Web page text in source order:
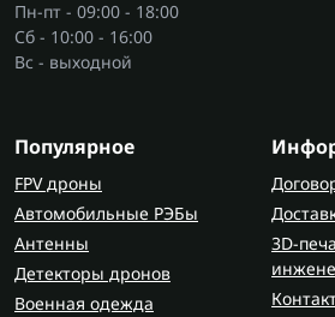
от классического радиоканала.
Основные
Ключевые параметры выбора:
Мощность — влияет на
стабильность сигнала.
Частота — обычно 5.8 ГГц, но
варианты.
Каналы — позволяют
Пн-пт - 09:00 - 18:00
Сб - 10:00 - 16:00
Вс - выходной
Популярное
FPV дроны
Автомобильные РЭБы
Антенны
Детекторы дронов
Военная одежда
3D-